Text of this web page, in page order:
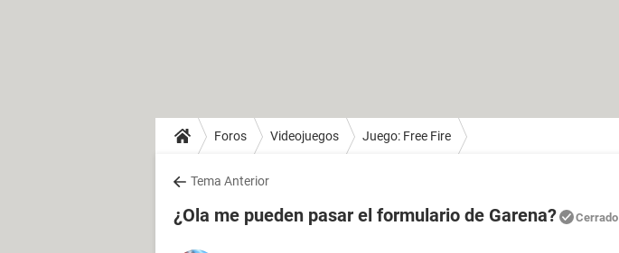
Foros Videojuegos Juego: Free Fire
Tema Anterior
¿Ola me pueden pasar el formulario de Garena? Cerrado